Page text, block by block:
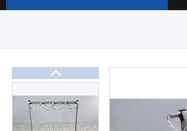
Прайс-листи
Новини
Презентації та документи